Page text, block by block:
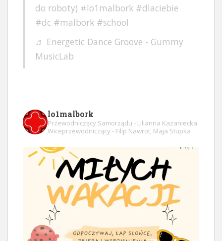
do roboty) #lo1malbork #dlaciebie
#dc #malbork #school
♬ Energetic Dance Groove - Gummy
MusicLab
lo1malbork
Przewodniczący Samorządu - Lilianna Kazaniecka
Wiceprzewodniczący - Filip Nawrot, Maja Stupka